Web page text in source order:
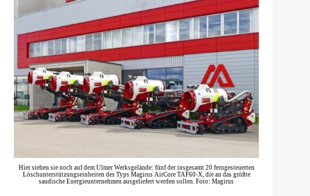
Hier stehen sie noch auf dem Ulmer Werksgelände: fünf der insgesamt 20 ferngesteuerten
Löschunterstützungseinheiten des Typs Magirus AirCore TAF60-X, die an das größte
saudische Energieunternehmen ausgeliefert werden sollen. Foto: Magirus